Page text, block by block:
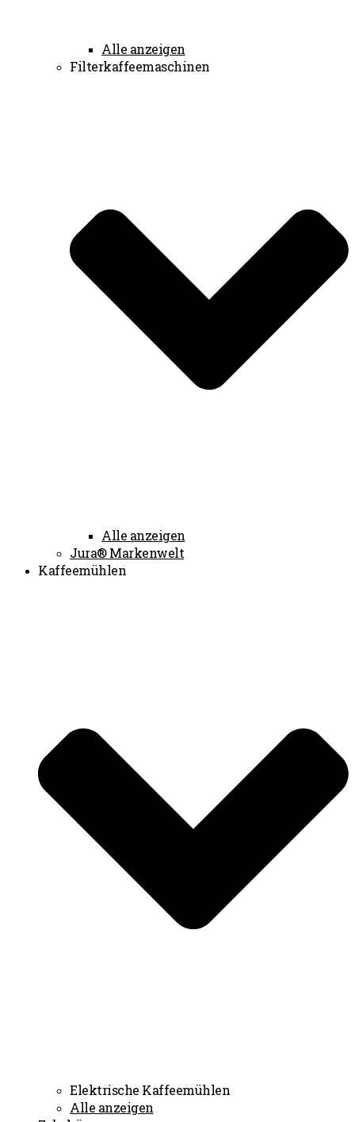
Alle anzeigen
Filterkaffeemaschinen
Alle anzeigen
Jura® Markenwelt
Kaffeemühlen
Elektrische Kaffeemühlen
Alle anzeigen